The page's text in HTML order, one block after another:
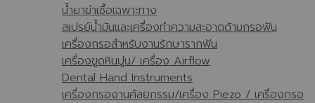
น้ำยาฆ่าเชื้อเฉพาะทาง
สเปรย์น้ำมันและเครื่องทำความสะอาดด้ามกรอฟัน
เครื่องกรอสำหรับงานรักษารากฟัน
เครื่องขูดหินปูน/ เครื่อง Airflow
Dental Hand Instruments
เครื่องกรองานศัลยกรรม/เครื่อง Piezo / เครื่องกรอ